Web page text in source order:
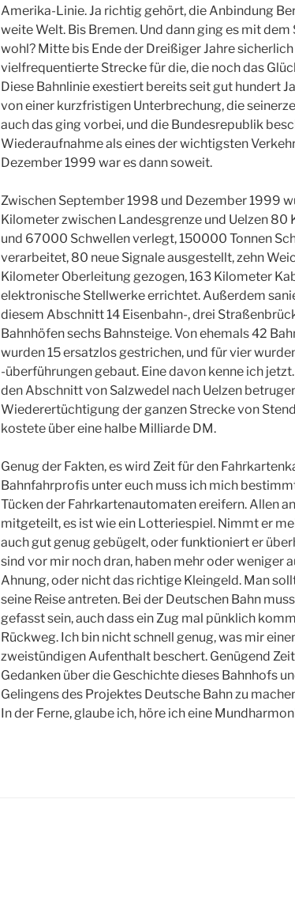
Amerika-Linie. Ja richtig gehört, die Anbindung
weite Welt. Bis Bremen. Und dann ging es mit
wohl? Mitte bis Ende der Dreißiger Jahre sicherlich
vielfrequentierte Strecke für die, die noch das
Diese Bahnlinie exestiert bereits seit gut hundert
von einer kurzfristigen Unterbrechung, die
auch das ging vorbei, und die Bundesrepublik
Wiederaufnahme als eines der wichtigsten
Dezember 1999 war es dann soweit.
Zwischen September 1998 und Dezember 1999
Kilometer zwischen Landesgrenze und Uelzen 80
und 67000 Schwellen verlegt, 150000 Tonnen
verarbeitet, 80 neue Signale ausgestellt, zehn
Kilometer Oberleitung gezogen, 163 Kilometer
elektronische Stellwerke errichtet. Außerdem
diesem Abschnitt 14 Eisenbahn-, drei
Bahnhöfen sechs Bahnsteige. Von ehemals 42
wurden 15 ersatzlos gestrichen, und für vier
-überführungen gebaut. Eine davon kenne ich
den Abschnitt von Salzwedel nach Uelzen
Wiederertüchtigung der ganzen Strecke von
kostete über eine halbe Milliarde DM.
Genug der Fakten, es wird Zeit für den
Bahnfahrprofis unter euch muss ich mich
Tücken der Fahrkartenautomaten ereifern. Allen
mitgeteilt, es ist wie ein Lotteriespiel. Nimmt er
auch gut genug gebügelt, oder funktioniert er
sind vor mir noch dran, haben mehr oder weniger
Ahnung, oder nicht das richtige Kleingeld. Man
seine Reise antreten. Bei der Deutschen Bahn
gefasst sein, auch dass ein Zug mal pünklich
Rückweg. Ich bin nicht schnell genug, was mir
zweistündigen Aufenthalt beschert. Genügend
Gedanken über die Geschichte dieses Bahnhofs
Gelingens des Projektes Deutsche Bahn zu
In der Ferne, glaube ich, höre ich eine